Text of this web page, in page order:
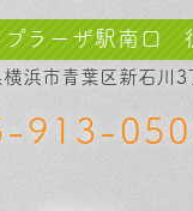
プラーザ駅南口
浜市青葉区新石川
913-